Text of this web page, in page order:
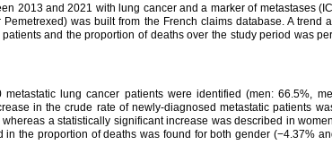
2013 and 2021 with lung cancer and a marker of metastases
was built from the French claims database. A trend
and the proportion of deaths over the study period was
lung cancer patients were identified (men: 66.5%,
in the crude rate of newly-diagnosed metastatic patients
a statistically significant increase was described in
in the proportion of deaths was found for both gender (−4.37%